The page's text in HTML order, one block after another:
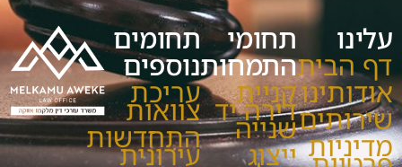
עלינו
דף הבית
אודותינו
שירותים
מדיניות
תחומי
התמחות
קניית
דירה יד
שנייה
ייצוג
תחומים
נוספים
עריכת
צוואות
התחדשות
עירונית